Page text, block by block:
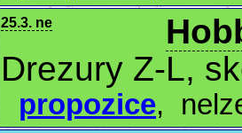
25.3. ne
Drezury Z-L,
propozice,